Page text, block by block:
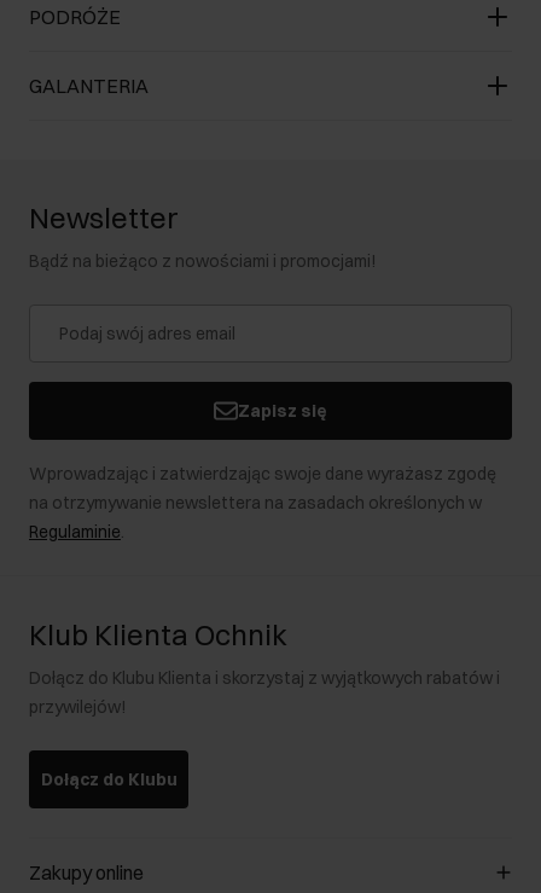
PODRÓŻE
GALANTERIA
Newsletter
Bądź na bieżąco z nowościami i promocjami!
Zapisz się
Wprowadzając i zatwierdzając swoje dane wyrażasz zgodę
na otrzymywanie newslettera na zasadach określonych w
Regulaminie.
Klub Klienta Ochnik
Dołącz do Klubu Klienta i skorzystaj z wyjątkowych rabatów i
przywilejów!
Dołącz do Klubu
Zakupy online